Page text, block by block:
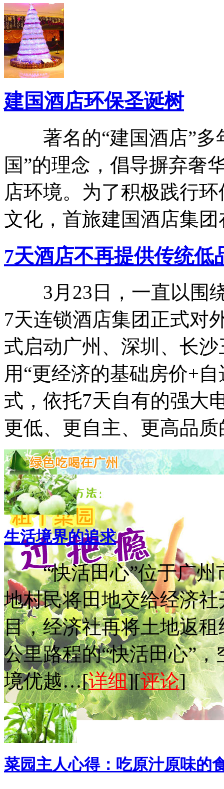
建国酒店环保圣诞树
著名的“建国酒店”多
国”的理念，倡导摒弃奢
店环境。为了积极践行
文化，首旅建国酒店集
7天酒店不再提供传统低
3月23日，一直以围绕
7天连锁酒店集团正式对
式启动广州、深圳、长
用“更经济的基础房价+
式，依托7天自有的强大
更低、更自主、更高品
生活境界的追求
“快活田心”位于广州
地村民将田地交给经济
目，经济社再将土地返
公里路程的“快活田心”
境优越…[详细][评论]
菜园主人心得：吃原汁原味的